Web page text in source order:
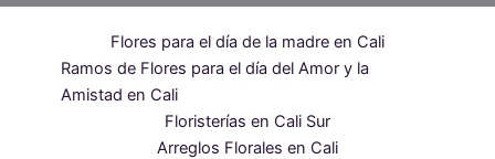
Flores para el día de la madre en Cali
Ramos de Flores para el día del Amor y la
Amistad en Cali
Floristerías en Cali Sur
Arreglos Florales en Cali